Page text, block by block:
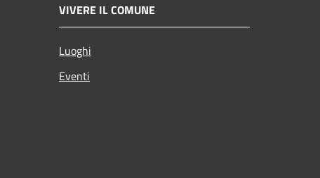
VIVERE IL COMUNE
Luoghi
Eventi